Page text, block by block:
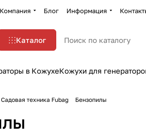
Компания Блог Информация
Каталог
в КожухеКожухи для
Садовая техника Fubag Бензопилы